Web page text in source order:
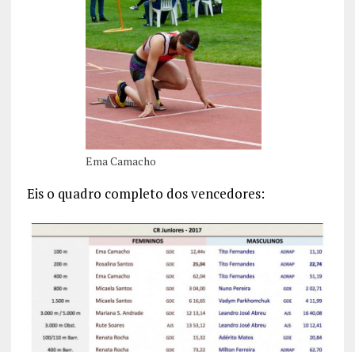
Ema Camacho
Eis o quadro completo dos vencedores: